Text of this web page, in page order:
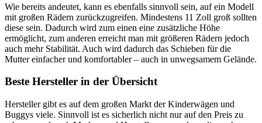
Wie bereits andeutet, kann es ebenfalls sinnvoll sein, auf ein Modell
mit großen Rädern zurückzugreifen. Mindestens 11 Zoll groß sollten
diese sein. Dadurch wird zum einen eine zusätzliche Höhe
ermöglicht, zum anderen erreicht man mit größeren Rädern jedoch
auch mehr Stabilität. Auch wird dadurch das Schieben für die
Mutter einfacher und komfortabler – auch in unwegsamem Gelände.
Beste Hersteller in der Übersicht
Hersteller gibt es auf dem großen Markt der Kinderwägen und
Buggys viele. Sinnvoll ist es sicherlich nicht nur auf den Preis zu